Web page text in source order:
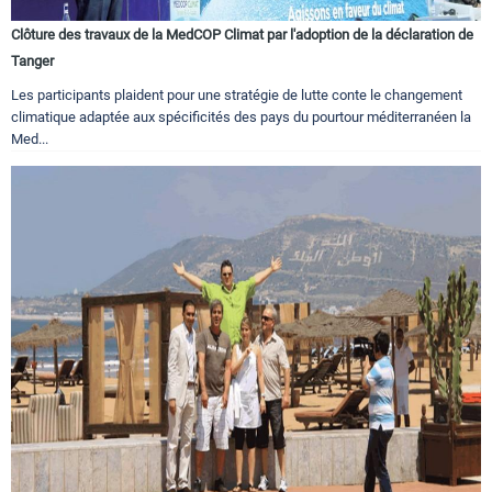
Clôture des travaux de la MedCOP Climat par l'adoption de la déclaration de
Tanger
Les participants plaident pour une stratégie de lutte conte le changement
climatique adaptée aux spécificités des pays du pourtour méditerranéen la
Med...